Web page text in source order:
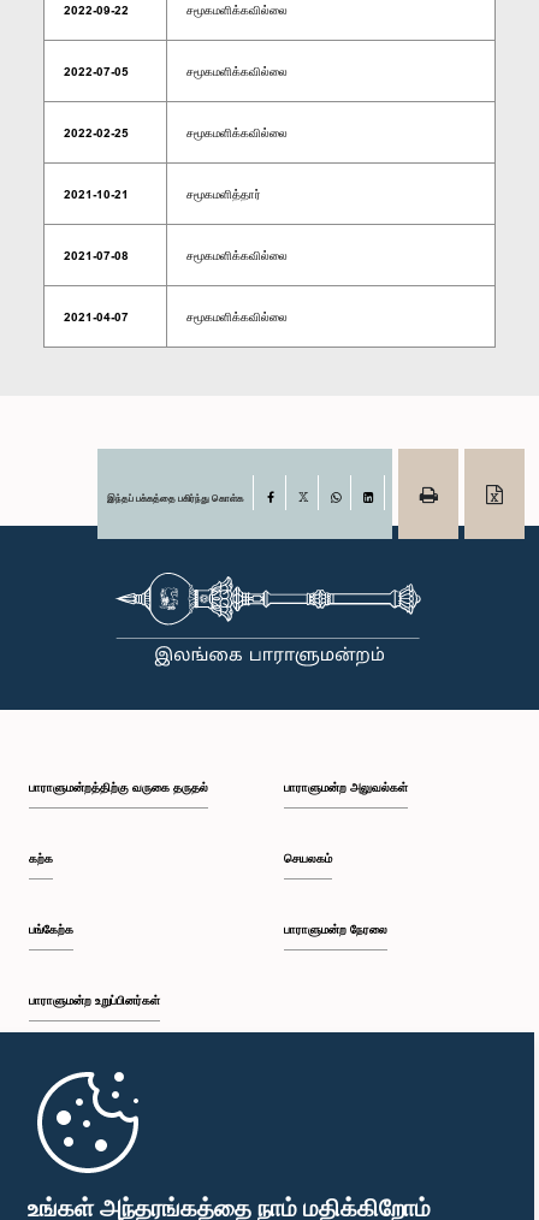
உங்கள் அந்தரங்கத்தை நாம் மதிக்கிறோம்
2022-09-22 சமூகமளிக்கவில்லை
2022-07-05 சமூகமளிக்கவில்லை
2022-02-25 சமூகமளிக்கவில்லை
2021-10-21 சமூகமளித்தார்
2021-07-08 சமூகமளிக்கவில்லை
2021-04-07 சமூகமளிக்கவில்லை
இந்தப் பக்கத்தை பகிர்ந்து கொள்க Facebook
பாராளுமன்றத்திற்கு வருகை தருதல்
கற்க
பங்கேற்க
பாராளுமன்ற உறுப்பினர்கள்
முதற்பக்கம்
பாராளுமன்ற அலுவல்கள்
செயலகம்
பாராளுமன்ற நேரலை
பாராளுமன்ற கையடக்க செயலி